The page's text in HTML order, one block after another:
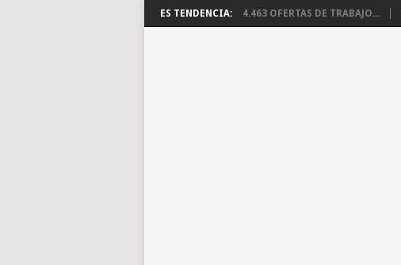
ES TENDENCIA: 4.463 OFERTAS DE TRABAJO...